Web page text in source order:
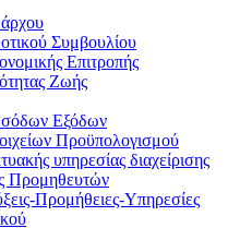
Συμβουλίου
Επιτροπής
Ζωής
Εξόδων
Προϋπολογισμού
υπηρεσίας διαχείρισης
Προμηθευτών
Προμήθειες-Υπηρεσίες